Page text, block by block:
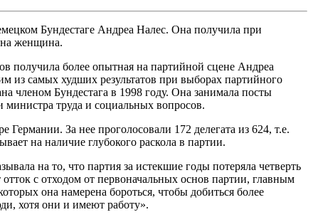
Бундестаге Андреа Налес. Она получила при
женщина.
получила более опытная на партийной сцене Андреа
из самых худших результатов при выборах партийного
членом Бундестага в 1998 году. Она занимала посты
труда и социальных вопросов.
За нее проголосовали 172 делегата из 624, т.е.
на наличие глубокого раскола в партии.
на то, что партия за истекшие годы потеряла четверть
с отходом от первоначальных основ партии, главным
она намерена бороться, чтобы добиться более
хотя они и имеют работу».